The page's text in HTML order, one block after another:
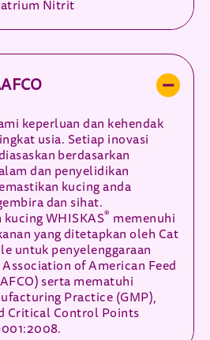
Nitrit
keperluan dan kehendak
usia. Setiap inovasi
berdasarkan
dan penyelidikan
kucing anda
dan sihat.
WHISKAS® memenuhi
yang ditetapkan oleh Cat
untuk penyelenggaraan
of American Feed
serta mematuhi
Practice (GMP),
Critical Control Points